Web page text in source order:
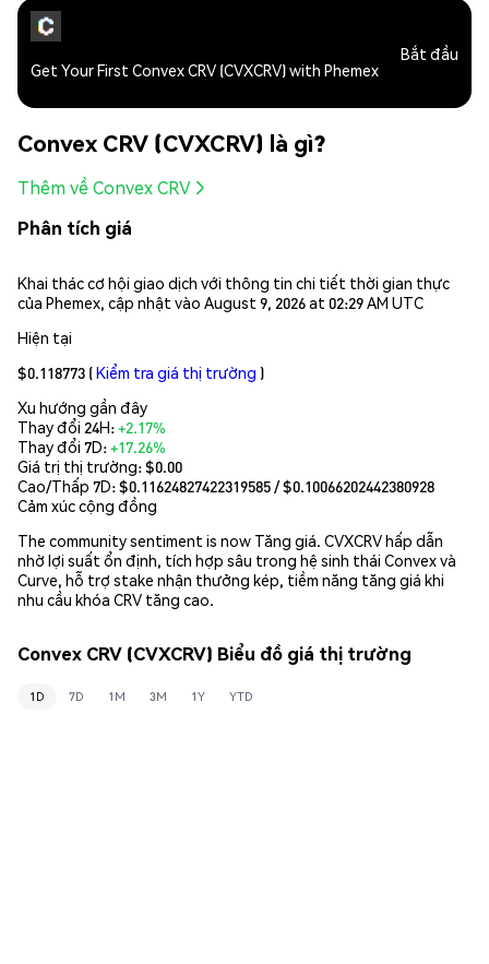
Get Your First Convex CRV (CVXCRV) with Phemex
Bắt đầu
Convex CRV (CVXCRV) là gì?
Thêm về Convex CRV
Phân tích giá
Khai thác cơ hội giao dịch với thông tin chi tiết thời gian thực
của Phemex, cập nhật vào August 9, 2026 at 02:29 AM UTC
Hiện tại
$0.118773 (Kiểm tra giá thị trường )
Xu hướng gần đây
Thay đổi 24H:+2.17%
Thay đổi 7D:+17.26%
Giá trị thị trường:$0.00
Cao/Thấp 7D: $0.11624827422319585/ $0.10066202442380928
Cảm xúc cộng đồng
The community sentiment is now Tăng giá. CVXCRV hấp dẫn
nhờ lợi suất ổn định, tích hợp sâu trong hệ sinh thái Convex và
Curve, hỗ trợ stake nhận thưởng kép, tiềm năng tăng giá khi
nhu cầu khóa CRV tăng cao.
Convex CRV (CVXCRV) Biểu đồ giá thị trường
1D 7D 1M 3M 1Y YTD